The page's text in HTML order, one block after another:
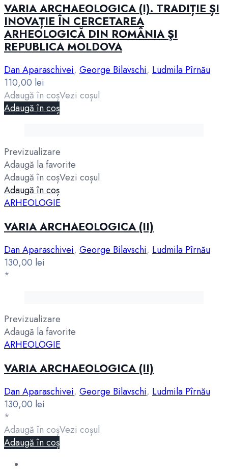
VARIA ARCHAEOLOGICA (I). TRADIȚIE ȘI
INOVAȚIE ÎN CERCETAREA
ARHEOLOGICĂ DIN ROMÂNIA ŞI
REPUBLICA MOLDOVA
Dan Aparaschivei, George Bilavschi, Ludmila Pîrnău
110,00 lei
Adaugă în coșVezi coșul
Adaugă în coș
Previzualizare
Adaugă la favorite
Adaugă în coșVezi coșul
Adaugă în coș
ARHEOLOGIE
VARIA ARCHAEOLOGICA (II)
Dan Aparaschivei, George Bilavschi, Ludmila Pîrnău
130,00 lei
*
Previzualizare
Adaugă la favorite
ARHEOLOGIE
VARIA ARCHAEOLOGICA (II)
Dan Aparaschivei, George Bilavschi, Ludmila Pîrnău
130,00 lei
*
Adaugă în coșVezi coșul
Adaugă în coș